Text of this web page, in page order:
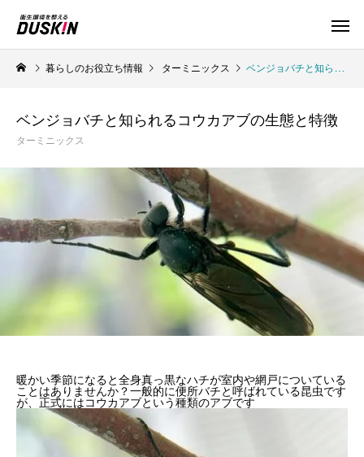
暮らしのお役立ち情報 ターミニックス ベンジョバチと知られるコウカアブの生態と特徴
ベンジョバチと知られるコウカアブの生態と特徴
ターミニックス
暖かい季節になると全身真っ黒なハチが室内や網戸についている
ことはありませんか？一般的に便所バチと呼ばれている昆虫です
が、正式にはコウカアブという種類のアブです